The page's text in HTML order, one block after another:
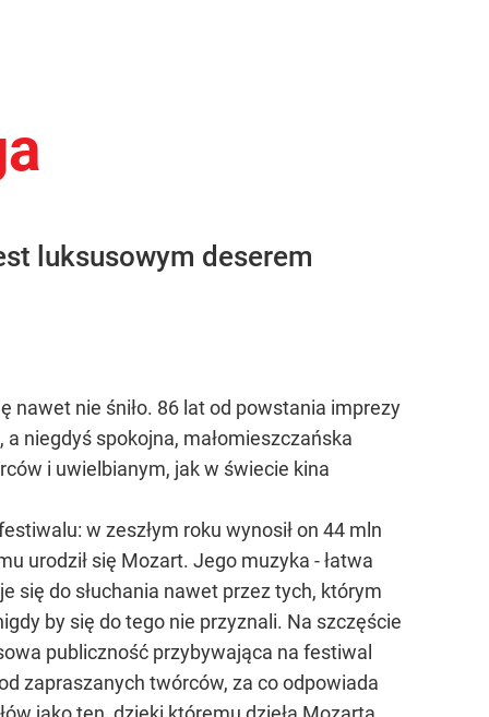
luksusowym deserem
nawet nie śniło. 86 lat od powstania imprezy
niegdyś spokojna, małomieszczańska
i uwielbianym, jak w świecie kina
w zeszłym roku wynosił on 44 mln
urodził się Mozart. Jego muzyka - łatwa
się do słuchania nawet przez tych, którym
by się do tego nie przyznali. Na szczęście
publiczność przybywająca na festiwal
zapraszanych twórców, za co odpowiada